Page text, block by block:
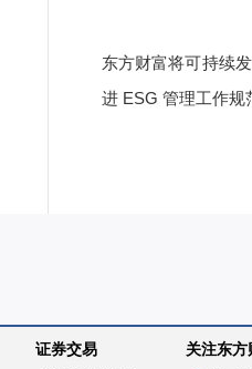
东方财富将可持续
进 ESG 管理工作规